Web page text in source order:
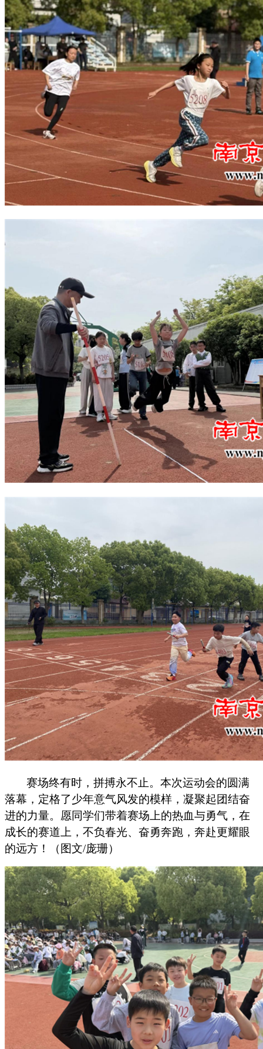
赛场终有时，拼搏永不止。本次运动会的圆满
落幕，定格了少年意气风发的模样，凝聚起团结奋
进的力量。愿同学们带着赛场上的热血与勇气，在
成长的赛道上，不负春光、奋勇奔跑，奔赴更耀眼
的远方！
（ 图文/庞珊）